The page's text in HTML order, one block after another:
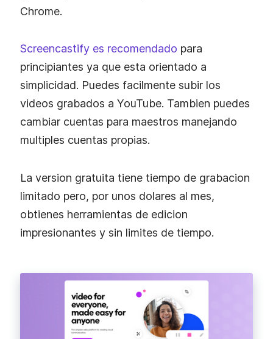
Chrome.
Screencastify es recomendado para
principiantes ya que esta orientado a
simplicidad. Puedes facilmente subir los
videos grabados a YouTube. Tambien puedes
cambiar cuentas para maestros manejando
multiples cuentas propias.
La version gratuita tiene tiempo de grabacion
limitado pero, por unos dolares al mes,
obtienes herramientas de edicion
impresionantes y sin limites de tiempo.